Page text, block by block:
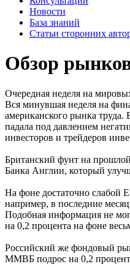
Новости
База знаний
Статьи сторонних
Обзор рынков
Очередная неделя на
Вся минувшая неделя на
американского рынка труда.
падала под давлением
инвесторов и трейдеров
Британский фунт на
Банка Англии, который
На фоне достаточно слабой
например, в последние
Подобная информация не
на 0,2 процента на фоне
Российский же фондовый
ММВБ подрос на 0,2